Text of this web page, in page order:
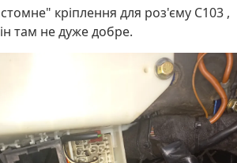
кріплення для роз'єму C103 ,
там не дуже добре.